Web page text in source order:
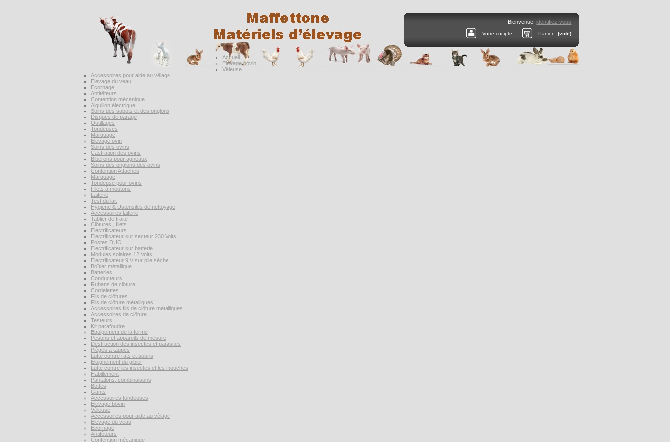
;
Bienvenue,identifiez-vous
Panier : (vide)
Votre compte
Accueil
Elevage bovin
Vêleuse
Accessoires pour aide au vêlage
Elevage du veau
Ecornage
Antitêteurs
Contention mécanique
Aiguillon électrique
Soins des sabots et des onglons
Disques de parage
Outillages
Tondeuses
Marquage
Elevage ovin
Soins des ovins
Castration des ovins
Biberons pour agneaux
Soins des onglons des ovins
Contention Attaches
Marquage
Tondeuse pour ovins
Filets à moutons
Laiterie
Test du lait
Hygiène & Ustensiles de nettoyage
Accessoires laiterie
Tablier de traite
Clôtures , filets
Electrificateurs
Electrificateur sur secteur 230 Volts
Postes DUO
Electrificateur sur batterie
Modules solaires 12 Volts
Electrificateur 9 V sur pile sèche
Boîtier métallique
Batteries
Conducteurs
Rubans de clôture
Cordelettes
Fils de clôtures
Fils de clôture métalliques
Accessoires fils de clôture métalliques
Accessoires de clôture
Testeurs
Kit parafoudre
Equipement de la ferme
Pesons et appareils de mesure
Destruction des insectes et parasites
Pièges à taupes
Lutte contre rats et souris
Eloignement du gibier
Lutte contre les insectes et les mouches
Habillement
Pantalons, combinaisons
Bottes
Gants
Accessoires tondeuses
Elevage bovin
Vêleuse
Accessoires pour aide au vêlage
Elevage du veau
Ecornage
Antitêteurs
Contention mécanique